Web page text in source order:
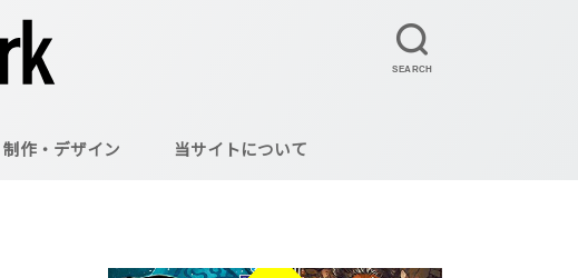
SEARCH
制作・デザイン 当サイトについて